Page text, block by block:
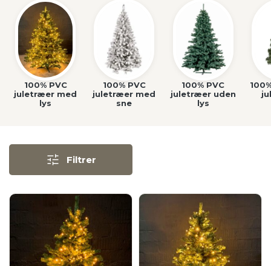
100% PVC
juletræer med
lys
100% PVC
juletræer med
sne
100% PVC
juletræer uden
lys
Filtrer